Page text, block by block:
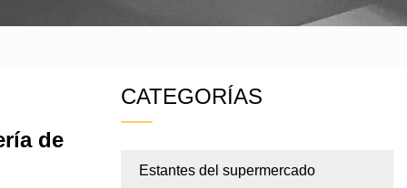
de
CATEGORÍAS
Estantes del supermercado